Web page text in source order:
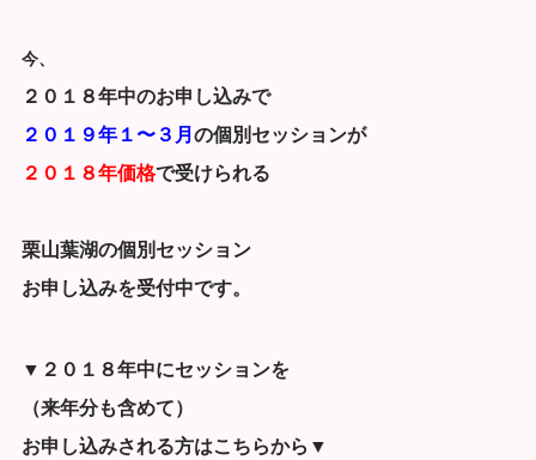
今、
２０１８年中のお申し込みで
２０１９年１〜３月 の個別セッションが
２０１８年価格で受けられる
栗山葉湖の個別セッション
お申し込みを受付中です。
▼２０１８年中にセッションを
（来年分も含めて）
お申し込みされる方はこちらから▼